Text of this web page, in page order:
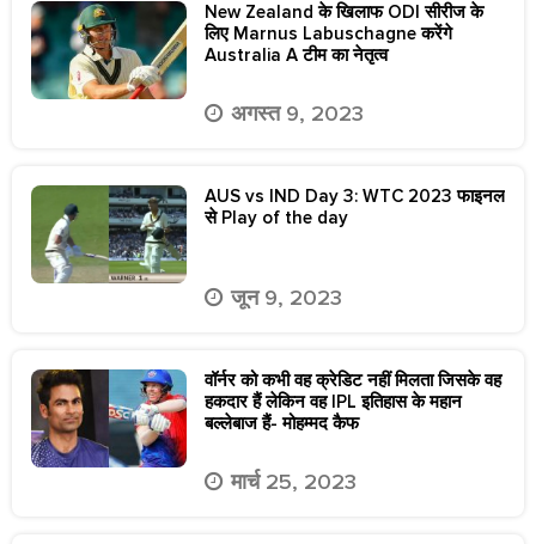
New Zealand के खिलाफ ODI सीरीज के
लिए Marnus Labuschagne करेंगे
Australia A टीम का नेतृत्व
अगस्त 9, 2023
AUS vs IND Day 3: WTC 2023 फाइनल
से Play of the day
जून 9, 2023
वॉर्नर को कभी वह क्रेडिट नहीं मिलता जिसके वह
हकदार हैं लेकिन वह IPL इतिहास के महान
बल्लेबाज हैं- मोहम्मद कैफ
मार्च 25, 2023